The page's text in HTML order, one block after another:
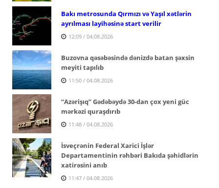
Bakı metrosunda Qırmızı və Yaşıl xətlərin
ayrılması layihəsinə start verilir
12:09 / 04.08.2026
Buzovna qəsəbəsində dənizdə batan şəxsin
meyiti tapılıb
11:50 / 04.08.2026
“Azərişıq” Gədəbəydə 30-dan çox yeni güc
mərkəzi quraşdırıb
11:48 / 04.08.2026
İsveçrənin Federal Xarici İşlər
Departamentinin rəhbəri Bakıda şəhidlərin
xatirəsini anıb
11:47 / 04.08.2026